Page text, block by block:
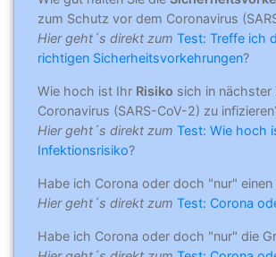
zum Schutz vor dem Coronavirus
Hier geht´s direkt zum Test: Treffe ich
richtigen Sicherheitsvorkehrungen?
Wie hoch ist Ihr Risiko sich in nächster
Coronavirus (SARS-CoV-2) zu
Hier geht´s direkt zum Test: Wie hoch
Infektionsrisiko?
Habe ich Corona oder doch "nur" einen
Hier geht´s direkt zum Test: Corona
Habe ich Corona oder doch "nur" die